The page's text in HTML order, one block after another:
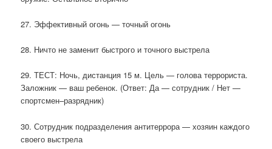
27. Эффективный огонь — точный огонь
28. Ничто не заменит быстрого и точного выстрела
29. ТЕСТ: Ночь, дистанция 15 м. Цель — голова террориста.
Заложник — ваш ребенок. (Ответ: Да — сотрудник / Нет —
спортсмен–разрядник)
30. Сотрудник подразделения антитеррора — хозяин каждого
своего выстрела